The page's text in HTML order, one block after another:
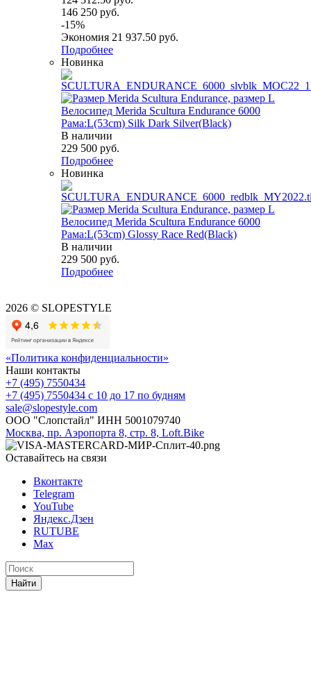
146 250 руб.
-15%
Экономия 21 937.50 руб.
Подробнее
Новинка
Велосипед Merida Scultura Endurance 6000
Рама:L(53cm) Silk Dark Silver(Black)
В наличии
229 500 руб.
Подробнее
Новинка
Велосипед Merida Scultura Endurance 6000
Рама:L(53cm) Glossy Race Red(Black)
В наличии
229 500 руб.
Подробнее
2026 © SLOPESTYLE
«Политика конфиденциальности»
Наши контакты
+7 (495) 7550434
+7 (495) 7550434 с 10 до 17 по будням
sale@slopestyle.com
ООО "Слопстайл" ИНН 5001079740
Москва, пр. Аэропорта 8, стр. 8, Loft.Bike
Оставайтесь на связи
Вконтакте
Telegram
YouTube
Яндекс.Дзен
RUTUBE
Max
Найти